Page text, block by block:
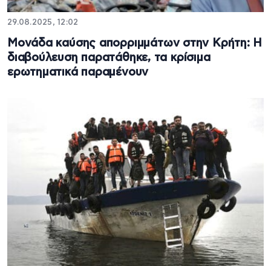
29.08.2025, 12:02
Μονάδα καύσης απορριμμάτων στην Κρήτη: Η
διαβούλευση παρατάθηκε, τα κρίσιμα
ερωτηματικά παραμένουν